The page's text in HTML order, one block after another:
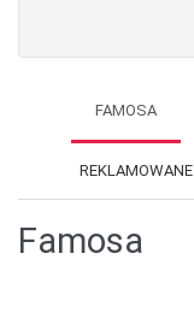
FAMOSA
REKLAMOWANE
Famosa